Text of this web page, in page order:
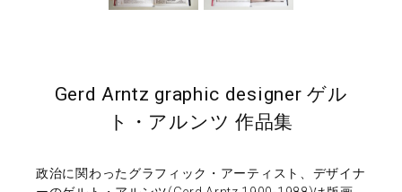
Gerd Arntz graphic designer ゲル
ト・アルンツ 作品集
政治に関わったグラフィック・アーティスト、デザイナ